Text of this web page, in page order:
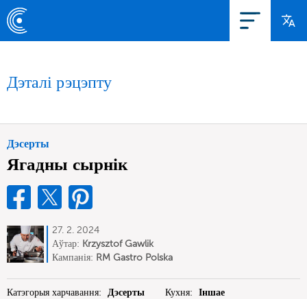
Дэталі рэцэпту
Дэсерты
Ягадны сырнік
27. 2. 2024
Аўтар: Krzysztof Gawlik
Кампанія: RM Gastro Polska
Катэгорыя харчавання: Дэсерты Кухня: Іншае